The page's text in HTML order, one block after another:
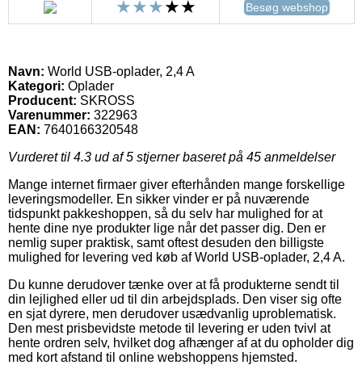
Besøg webshop
Navn: World USB-oplader, 2,4 A
Kategori: Oplader
Producent: SKROSS
Varenummer: 322963
EAN: 7640166320548
Vurderet til 4.3 ud af 5 stjerner baseret på 45 anmeldelser
Mange internet firmaer giver efterhånden mange forskellige
leveringsmodeller. En sikker vinder er på nuværende
tidspunkt pakkeshoppen, så du selv har mulighed for at
hente dine nye produkter lige når det passer dig. Den er
nemlig super praktisk, samt oftest desuden den billigste
mulighed for levering ved køb af World USB-oplader, 2,4 A.
Du kunne derudover tænke over at få produkterne sendt til
din lejlighed eller ud til din arbejdsplads. Den viser sig ofte
en sjat dyrere, men derudover usædvanlig uproblematisk.
Den mest prisbevidste metode til levering er uden tvivl at
hente ordren selv, hvilket dog afhænger af at du opholder dig
med kort afstand til online webshoppens hjemsted.